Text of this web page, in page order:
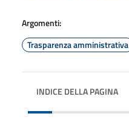
Argomenti:
Trasparenza amministrativa
INDICE DELLA PAGINA